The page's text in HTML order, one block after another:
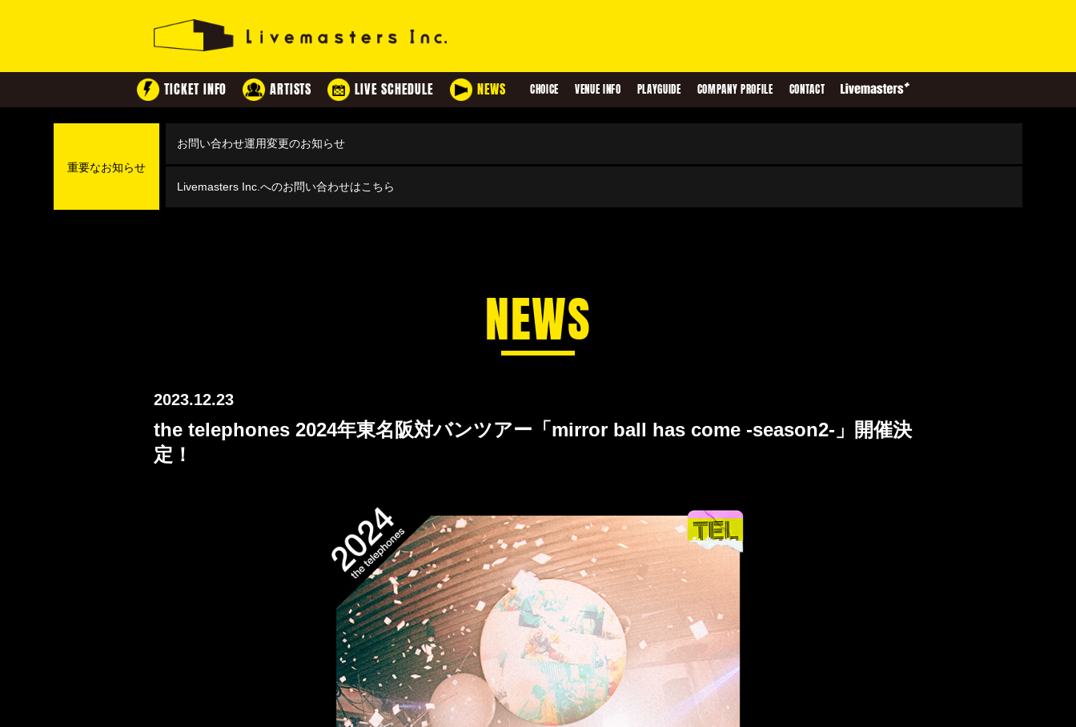
TICKET INFO ARTISTS LIVE SCHEDULE NEWS CHOICE VENUE INFO PLAYGUIDE COMPANY PROFILE CONTACT
重要なお知らせ
お問い合わせ運用変更のお知らせ
Livemasters Inc.へのお問い合わせはこちら
NEWS
2023.12.23
the telephones 2024年東名阪対バンツアー「mirror ball has come -season2-」開催決
定！